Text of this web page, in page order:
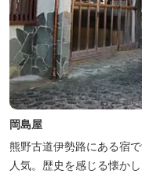
岡島屋
熊野古道伊勢路にある宿
人気。歴史を感じる懐か